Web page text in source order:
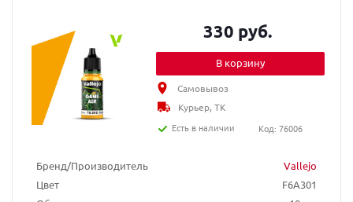
Бренд/Производитель
Vallejo
Цвет
F6A301
330 руб.
В корзину
Самовывоз
Курьер, ТК
Есть в наличии
Код: 76006